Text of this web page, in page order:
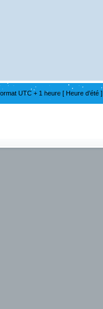
UTC + 1 heure [ Heure d’été ]